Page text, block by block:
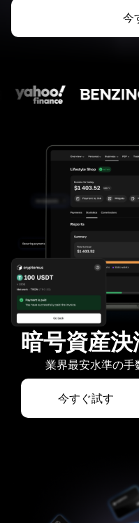
今
暗号資産
業界最安水準の手
今すぐ試す